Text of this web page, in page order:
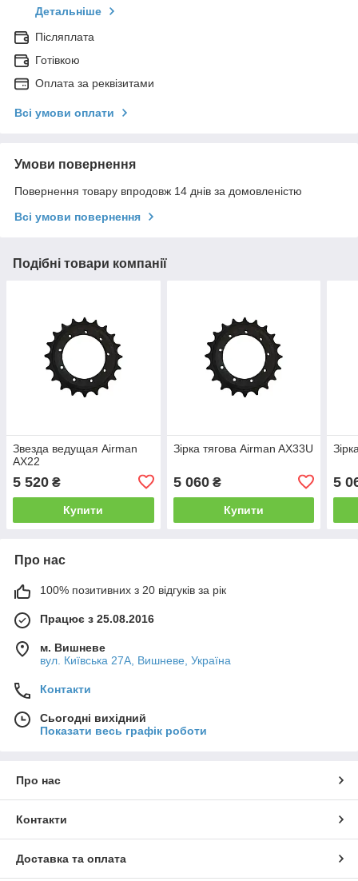
Детальніше
Післяплата
Готівкою
Оплата за реквізитами
Всі умови оплати
Умови повернення
Повернення товару впродовж 14 днів за домовленістю
Всі умови повернення
Подібні товари компанії
Звезда ведущая Airman
AX22
5 520 ₴
Купити
Зірка тягова Airman AX33U
5 060₴
Купити
5
Про нас
100% позитивних з 20 відгуків за рік
Працює з 25.08.2016
м. Вишневе
вул. Київська 27А, Вишневе, Україна
Контакти
Сьогодні вихідний
Показати весь графік роботи
Про нас
Контакти
Доставка та оплата